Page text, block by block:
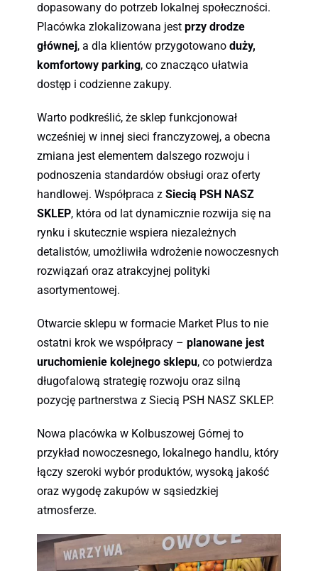
dopasowany do potrzeb lokalnej społeczności.
Placówka zlokalizowana jestprzy drodze
głównej, a dla klientów przygotowanoduży,
komfortowy parking, co znacząco ułatwia
dostęp i codzienne zakupy.
Warto podkreślić, że sklep funkcjonował
wcześniej w innej sieci franczyzowej, a obecna
zmiana jest elementem dalszego rozwoju i
podnoszenia standardów obsługi oraz oferty
handlowej. Współpraca zSiecią PSH NASZ
SKLEP, która od lat dynamicznie rozwija się na
rynku i skutecznie wspiera niezależnych
detalistów, umożliwiła wdrożenie nowoczesnych
rozwiązań oraz atrakcyjnej polityki
asortymentowej.
Otwarcie sklepu w formacie Market Plus to nie
ostatni krok we współpracy –planowane jest
uruchomienie kolejnego sklepu, co potwierdza
długofalową strategię rozwoju oraz silną
pozycję partnerstwa z Siecią PSH NASZ SKLEP.
Nowa placówka w Kolbuszowej Górnej to
przykład nowoczesnego, lokalnego handlu, który
łączy szeroki wybór produktów, wysoką jakość
oraz wygodę zakupów w sąsiedzkiej
atmosferze.